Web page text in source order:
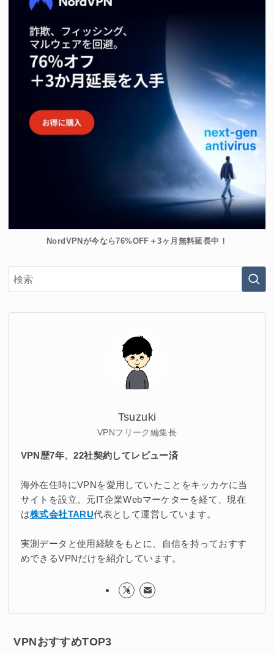
NordVPNが今なら76%OFF＋3ヶ月無料延長中！
Tsuzuki
VPNフリーク編集長
VPN歴7年、22社契約してレビュー済
海外在住時にVPNを愛用していたことをキッカケに当
サイトを設立。元IT企業Webマーケターを経て、現在
は株式会社TARU代表として運営しています。
実測データと使用経験をもとに、自信を持っておすす
めできるVPNだけを紹介しています。
VPNおすすめTOP3